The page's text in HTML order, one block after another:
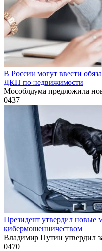
В России могут ввести
ДКП по недвижимости
Мособлдума предложила
0437
Президент утвердил новые
кибермошенничеством
Владимир Путин утвердил
0470